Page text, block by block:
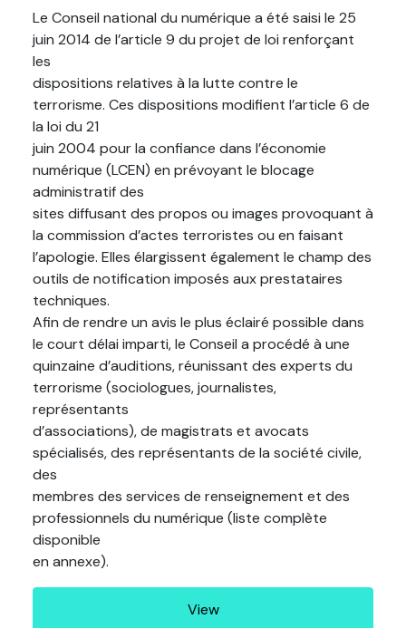
Le Conseil national du numérique a été saisi le 25
juin 2014 de l’article 9 du projet de loi renforçant
les
dispositions relatives à la lutte contre le
terrorisme. Ces dispositions modifient l’article 6 de
la loi du 21
juin 2004 pour la confiance dans l’économie
numérique (LCEN) en prévoyant le blocage
administratif des
sites diffusant des propos ou images provoquant à
la commission d’actes terroristes ou en faisant
l’apologie. Elles élargissent également le champ des
outils de notification imposés aux prestataires
techniques.
Afin de rendre un avis le plus éclairé possible dans
le court délai imparti, le Conseil a procédé à une
quinzaine d’auditions, réunissant des experts du
terrorisme (sociologues, journalistes,
représentants
d’associations), de magistrats et avocats
spécialisés, des représentants de la société civile,
des
membres des services de renseignement et des
professionnels du numérique (liste complète
disponible
en annexe).
View